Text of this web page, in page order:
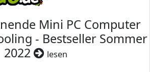
Mini PC Computer
- Bestseller Sommer
2022
lesen